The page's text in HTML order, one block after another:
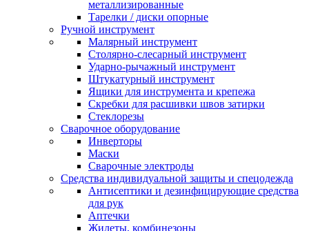
металлизированные
Тарелки / диски опорные
Ручной инструмент
Малярный инструмент
Столярно-слесарный инструмент
Ударно-рычажный инструмент
Штукатурный инструмент
Ящики для инструмента и крепежа
Скребки для расшивки швов затирки
Стеклорезы
Сварочное оборудование
Инверторы
Маски
Сварочные электроды
Средства индивидуальной защиты и спецодежда
Антисептики и дезинфицирующие средства
для рук
Аптечки
Жилеты, комбинезоны